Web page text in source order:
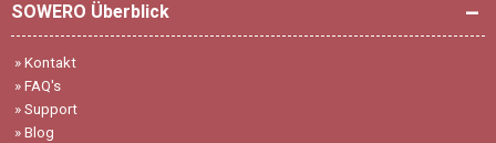
SOWERO Überblick
» Kontakt
» FAQ's
» Support
» Blog